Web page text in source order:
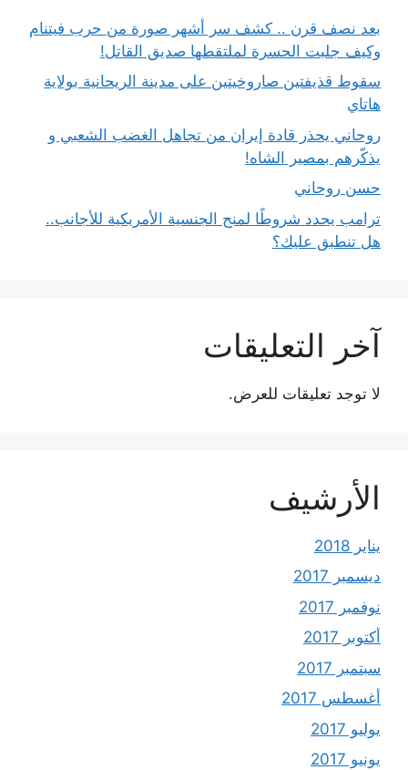
بعد نصف قرن .. كشف سر أشهر صورة من حرب فيتنام
وكيف جلبت الحسرة لملتقطها صديق القاتل!
سقوط قذيفتين صاروخيتين على مدينة الريحانية بولاية
هاتاي
روحاني يحذر قادة إيران من تجاهل الغضب الشعبي و
يذكّرهم بمصير الشاه!
حسن روحاني
ترامب يحدد شروطًا لمنح الجنسية الأمريكية للأجانب..
هل تنطبق عليك؟
آخر التعليقات
لا توجد تعليقات للعرض.
الأرشيف
يناير 2018
ديسمبر 2017
نوفمبر 2017
أكتوبر 2017
سبتمبر 2017
أغسطس 2017
يوليو 2017
يونيو 2017